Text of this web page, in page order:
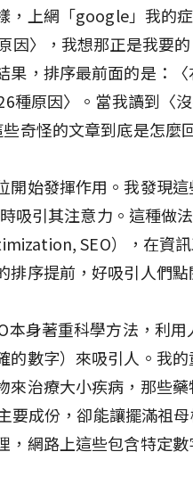
，上網「google」我的
因〉，我想那正是我要
果，排序最前面的是：
種原因〉。當我讀到〈
奇怪的文章到底是怎麼
開始發揮作用。我發現
吸引其注意力。這種做
SEO），在資
序提前，好吸引人們點
本身著重科學方法，利用
的數字）來吸引人。我
來治療大小疾病，那些
成份，卻能讓擺滿祖
網路上這些包含特定數